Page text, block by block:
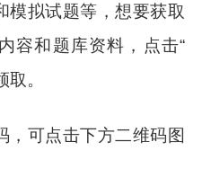
模拟试题等，想要获取
容和题库资料，点击“
。
，可点击下方二维码图